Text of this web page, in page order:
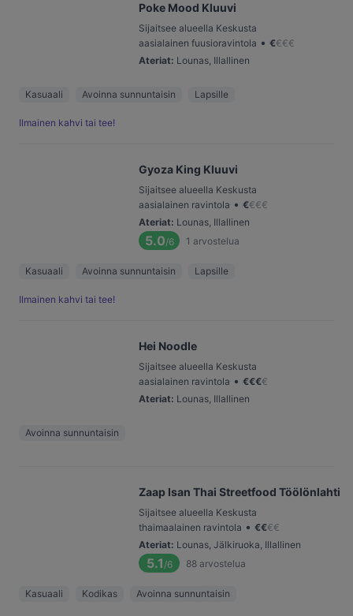
Poke Mood Kluuvi
Sijaitsee alueella Keskusta
aasialainen fuusioravintola • €€€€
Ateriat: Lounas, Illallinen
Kasuaali Avoinna sunnuntaisin Lapsille
Ilmainen kahvi tai tee!
Gyoza King Kluuvi
Sijaitsee alueella Keskusta
aasialainen ravintola • €€€€
Ateriat: Lounas, Illallinen
5.0/6 1 arvostelua
Kasuaali Avoinna sunnuntaisin Lapsille
Ilmainen kahvi tai tee!
Hei Noodle
Sijaitsee alueella Keskusta
aasialainen ravintola • €€€€
Ateriat: Lounas, Illallinen
Avoinna sunnuntaisin
Zaap Isan Thai Streetfood Töölönlahti
Sijaitsee alueella Keskusta
thaimaalainen ravintola • €€€€
Ateriat: Lounas, Jälkiruoka, Illallinen
5.1 /6 88 arvostelua
Kasuaali Kodikas Avoinna sunnuntaisin